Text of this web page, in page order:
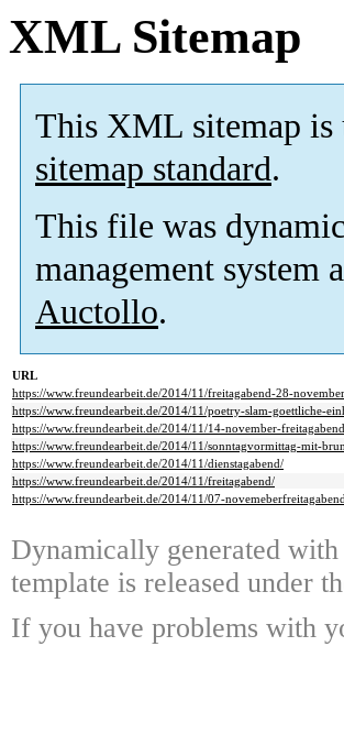
XML Sitemap
This XML sitemap is
sitemap standard.
This file was
management system
Auctollo.
URL
https://www.freundearbeit.de/2014/11/freitagabend-28-
https://www.freundearbeit.de/2014/11/poetry-slam-goettliche-
https://www.freundearbeit.de/2014/11/14-november-
https://www.freundearbeit.de/2014/11/sonntagvormittag-mit-
https://www.freundearbeit.de/2014/11/dienstagabend/
https://www.freundearbeit.de/2014/11/freitagabend/
https://www.freundearbeit.de/2014/11/07-
Dynamically generated with
template is released under
If you have problems with